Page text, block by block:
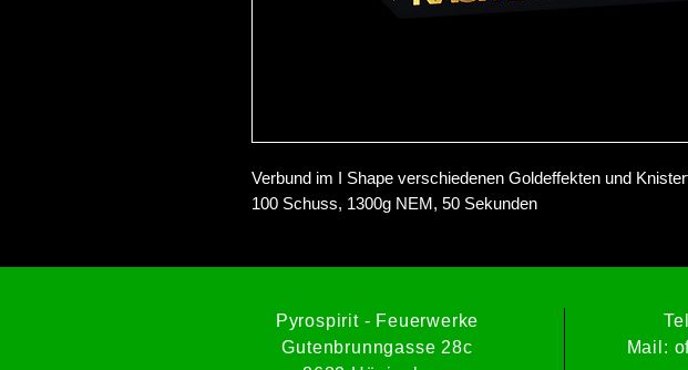
Verbund im I Shape verschiedenen Goldeffekten und
100 Schuss, 1300g NEM, 50 Sekunden
Pyrospirit - Feuerwerke
Gutenbrunngasse 28c
Mail: